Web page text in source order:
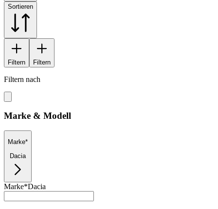
Sortieren
Filtern Filtern
Filtern nach
Marke & Modell
Marke*
Dacia
Marke*Dacia